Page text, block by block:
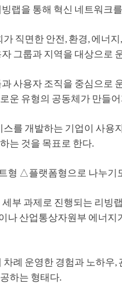
랩을 통해 혁신 네트워크
가 직면한 안전, 환경, 에너
그룹과 지역을 대상으로
과 사용자 조직을 중심으
운 유형의 공동체가 만들
스를 개발하는 기업이 사
는 것을 목표로 한다.
형 △플랫폼형으로 나누기
부 과제로 진행되는 리빙
나 산업통상자원부 에너
차례 운영한 경험과 노하
하는 형태다.